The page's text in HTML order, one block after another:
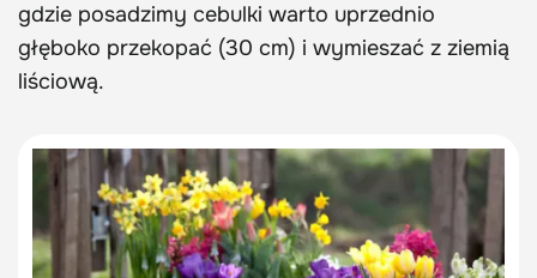
gdzie posadzimy cebulki warto uprzednio
głęboko przekopać (30 cm) i wymieszać z ziemią
liściową.